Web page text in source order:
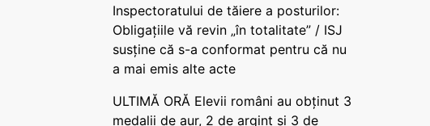
Inspectoratului de tăiere a posturilor:
Obligațiile vă revin „în totalitate” / ISJ
susține că s-a conformat pentru că nu
a mai emis alte acte
ULTIMĂ ORĂ Elevii români au obținut 3
medalii de aur, 2 de argint și 3 de